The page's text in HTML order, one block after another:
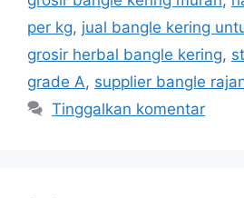
per kg, jual bangle kering
grosir herbal bangle kering,
grade A, supplier bangle
Tinggalkan komentar